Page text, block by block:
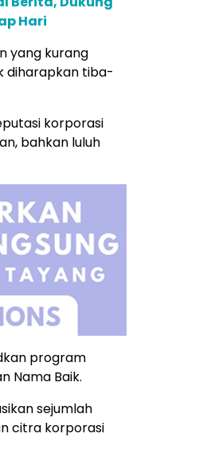
Hari
yang kurang
diharapkan tiba-
korporasi
bahkan luluh
program
Nama Baik.
sejumlah
citra korporasi